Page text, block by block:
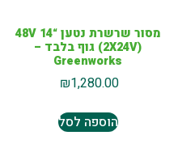
מסור שרשרת נטען “14 48V
(2X24V) גוף בלבד –
Greenworks
₪1,280.00
הוספה לסל